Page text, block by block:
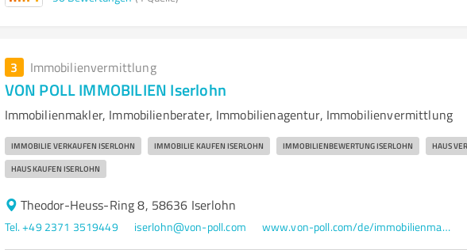
3 Immobilienvermittlung
VON POLL IMMOBILIEN Iserlohn
Immobilienmakler, Immobilienberater, Immobilienagentur, Immobilienvermittlung
IMMOBILIE VERKAUFEN ISERLOHN IMMOBILIE KAUFEN ISERLOHN IMMOBILIENBEWERTUNG ISERLOHN HAUS
HAUS KAUFEN ISERLOHN
Theodor-Heuss-Ring 8, 58636 Iserlohn
Tel. +49 2371 3519449 iserlohn@von-poll.com www.von-poll.com/de/immobilienmakler/iserlohn